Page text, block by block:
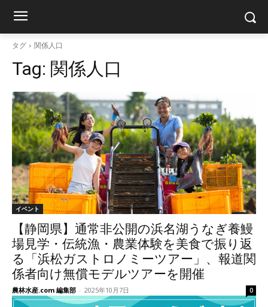
タグ 関係人口
Tag: 関係人口
イベント
【静岡県】通常非公開の浜名湖うなぎ養鰻
場見学・伝統漁・農業体験を美食で振り返
る「浜松ガストロノミーツアー」、報道関
係者向け無償モデルツアーを開催
農林水産.com 編集部 - 2025年10月7日 0